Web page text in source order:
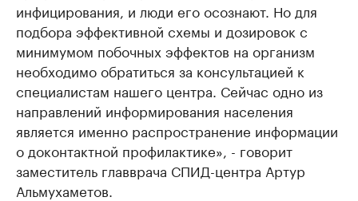
инфицирования, и люди его осознают. Но для
подбора эффективной схемы и дозировок с
минимумом побочных эффектов на организм
необходимо обратиться за консультацией к
специалистам нашего центра. Сейчас одно из
направлений информирования населения
является именно распространение информации
о доконтактной профилактике», - говорит
заместитель главврача СПИД-центра Артур
Альмухаметов.